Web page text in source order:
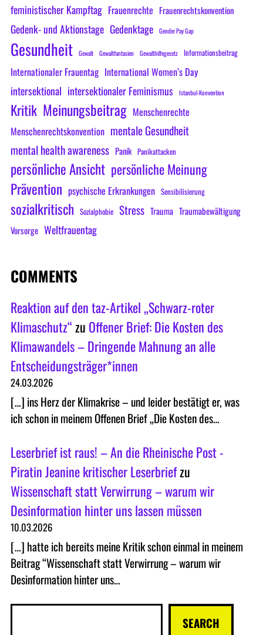
feministischer Kampftag Frauenrechte Frauenrechtskonvention
Gedenk- und Aktionstage Gedenktage Gender Pay Gap
Gesundheit Gewalt Gewaltfantasien Gewalthilfegesetz Informationsbeitrag
Internationaler Frauentag International Women’s Day
intersektional intersektionaler Feminismus Istanbul-Konvention
Kritik Meinungsbeitrag Menschenrechte
Menschenrechtskonvention mentale Gesundheit
mental health awareness Panik Panikattacken
persönliche Ansicht persönliche Meinung
Prävention psychische Erkrankungen Sensibilisierung
sozialkritisch Sozialphobie Stress Trauma Traumabewältigung
Vorsorge Weltfrauentag
COMMENTS
Reaktion auf den taz-Artikel „Schwarz-roter
Klimaschutz“zu Offener Brief: Die Kosten des
Klimawandels – Dringende Mahnung an alle
Entscheidungsträger*innen
24.03.2026
[…] ins Herz der Klimakrise – und leider bestätigt er, was
ich schon in meinem Offenen Brief „Die Kosten des…
Leserbrief ist raus! – An die Rheinische Post -
Piratin Jeanine kritischer Leserbriefzu
Wissenschaft statt Verwirrung – warum wir
Desinformation hinter uns lassen müssen
10.03.2026
[…] hatte ich bereits meine Kritik schon einmal in meinem
Beitrag “Wissenschaft statt Verwirrung – warum wir
Desinformation hinter uns…
SEARCH